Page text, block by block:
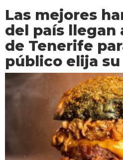
Las mejores
del país llegan
de Tenerife
público elija